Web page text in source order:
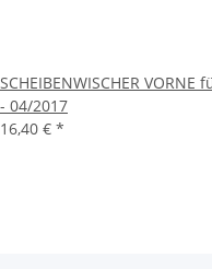
SCHEIBENWISCHER VORNE
- 04/2017
16,40 € *